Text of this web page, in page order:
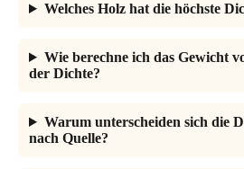
Welches Holz hat die höchste
Wie berechne ich das Gewicht
der Dichte?
Warum unterscheiden sich die
nach Quelle?